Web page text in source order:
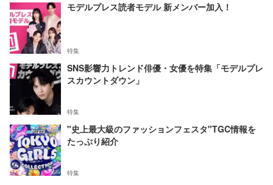
モデルプレス読者モデル 新メンバー加入！
特集
SNS影響力トレンド俳優・女優を特集「モデルプレ
スカウントダウン」
特集
"史上最大級のファッションフェスタ"TGC情報を
たっぷり紹介
特集